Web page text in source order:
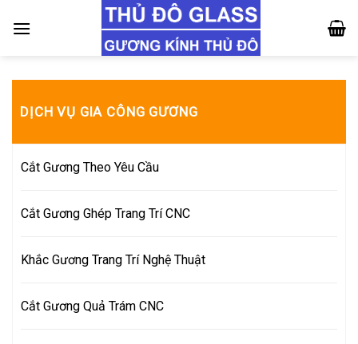
DỊCH VỤ GIA CÔNG GƯƠNG
Cắt Gương Theo Yêu Cầu
Cắt Gương Ghép Trang Trí CNC
Khắc Gương Trang Trí Nghệ Thuật
Cắt Gương Quả Trám CNC